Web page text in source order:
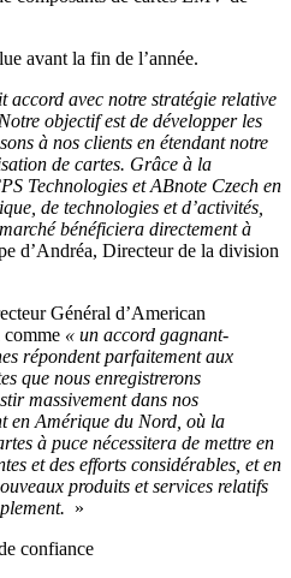
avant la fin de l’année.
accord avec notre stratégie relative
objectif est de développer les
à nos clients en étendant notre
de cartes. Grâce à la
Technologies et ABnote Czech en
de technologies et d’activités,
bénéficiera directement à
d’Andréa, Directeur de la division
Général d’American
comme « un accord gagnant-
répondent parfaitement aux
que nous enregistrerons
massivement dans nos
en Amérique du Nord, où la
à puce nécessitera de mettre en
et des efforts considérables, et en
produits et services relatifs
»
confiance